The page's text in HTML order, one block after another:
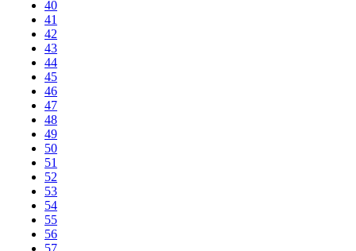
40
41
42
43
44
45
46
47
48
49
50
51
52
53
54
55
56